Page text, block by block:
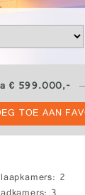
€ 599.000,-
TOE AAN
2